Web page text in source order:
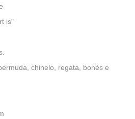
is"
chinelo, regata, bonés e